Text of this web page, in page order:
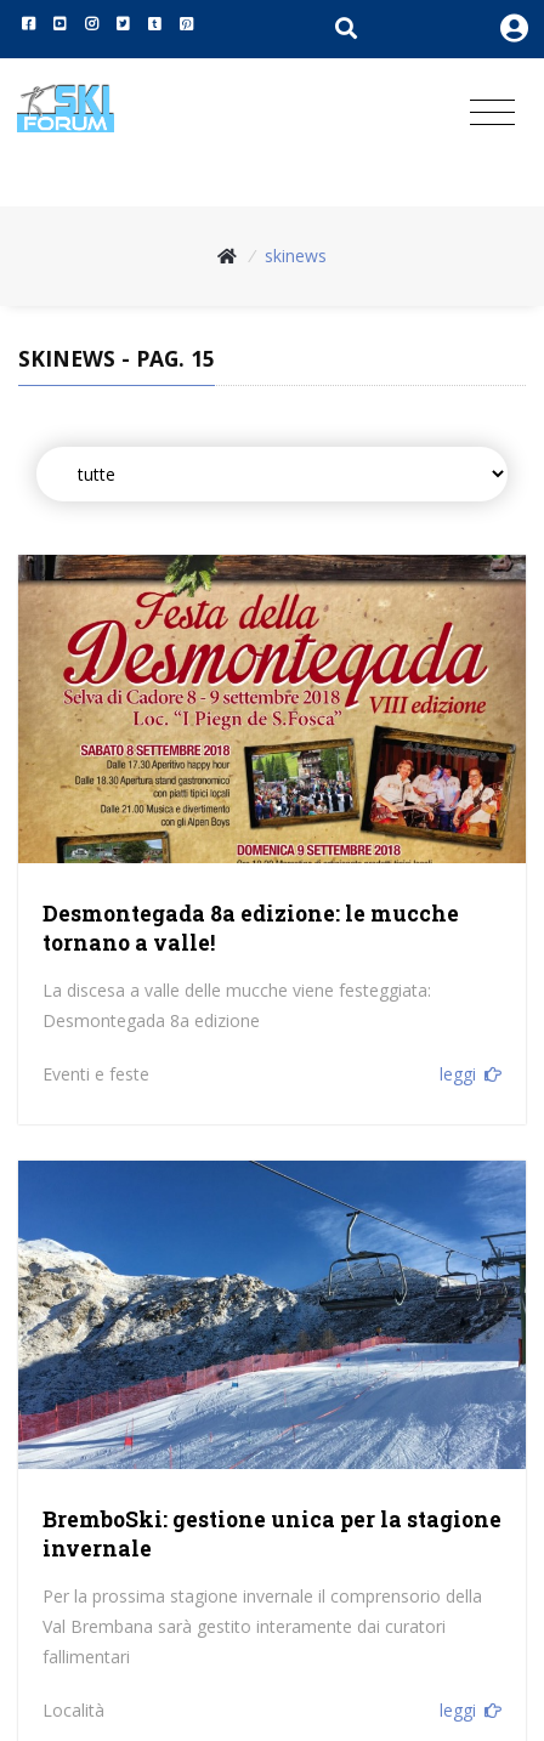
/ skinews
SKINEWS - PAG. 15
Desmontegada 8a edizione: le mucche
tornano a valle!
La discesa a valle delle mucche viene festeggiata:
Desmontegada 8a edizione
Eventi e feste leggi
BremboSki: gestione unica per la stagione
invernale
Per la prossima stagione invernale il comprensorio della
Val Brembana sarà gestito interamente dai curatori
fallimentari
Località leggi